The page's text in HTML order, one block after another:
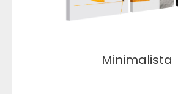
Minimalista